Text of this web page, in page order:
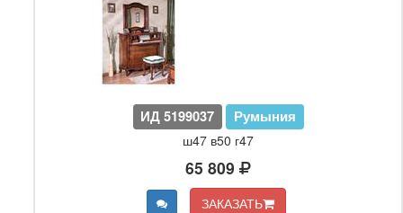
ИД 5199037 Румыния
ш47 в50 г47
65 809
ЗАКАЗАТЬ